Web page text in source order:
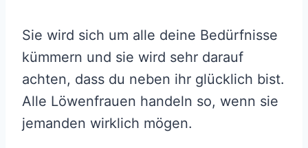
Sie wird sich um alle deine Bedürfnisse
kümmern und sie wird sehr darauf
achten, dass du neben ihr glücklich bist.
Alle Löwenfrauen handeln so, wenn sie
jemanden wirklich mögen.